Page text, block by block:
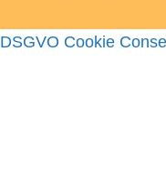
DSGVO Cookie